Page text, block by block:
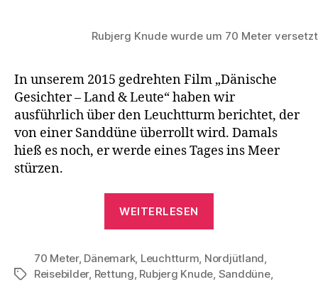
Rubjerg Knude wurde um 70 Meter
In unserem 2015 gedrehten Film „Dänische
Gesichter – Land & Leute“ haben wir
ausführlich über den Leuchtturm berichtet, der
von einer Sanddüne überrollt wird. Damals
hieß es noch, er werde eines Tages ins Meer
stürzen.
WEITERLESEN
umgezogen“
Schlagwörter
70 Meter, Dänemark, Leuchtturm, Nordjütland,
Reisebilder, Rettung, Rubjerg Knude, Sanddüne,